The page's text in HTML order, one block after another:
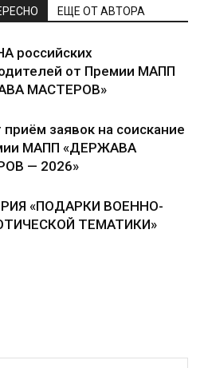
ЕЩЕ ОТ АВТОРА
российских
от Премии МАПП
МАСТЕРОВ»
заявок на соискание
МАПП «ДЕРЖАВА
— 2026»
«ПОДАРКИ ВОЕННО-
ТЕМАТИКИ»